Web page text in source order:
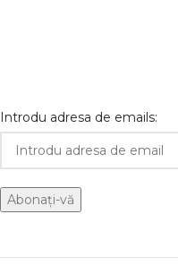
Introdu adresa de emails: